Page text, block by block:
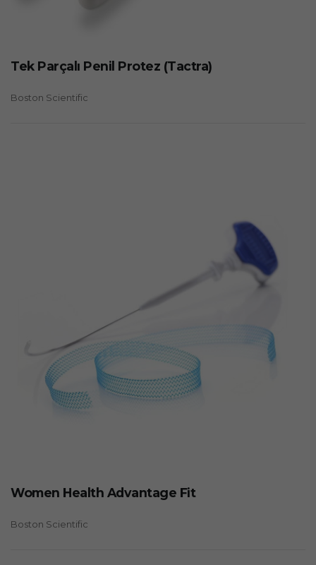
Tek Parçalı Penil Protez (Tactra)
Boston Scientific
Women Health Advantage Fit
Boston Scientific